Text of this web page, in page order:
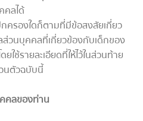
ลได้
รองใดก็ตามที่มีข้อสงสัยเกี่ยว
วนบุคคลที่เกี่ยวข้องกับเด็กของ
ใช้รายละเอียดที่ให้ไว้ในส่วนท้าย
นตัวฉบับนี้
คลของท่าน